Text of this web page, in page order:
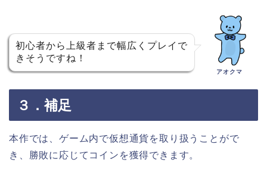
初心者から上級者まで幅広くプレイで
きそうですね！
アオクマ
３．補足
本作では、ゲーム内で仮想通貨を取り扱うことがで
き、勝敗に応じてコインを獲得できます。